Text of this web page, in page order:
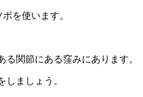
を使います。
る関節にある窪みにあります。
しましょう。